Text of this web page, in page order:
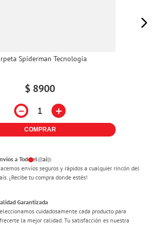
Spiderman Tecnología
$ 8900
－ ＋
COMPRAR
a Todo el País
envíos seguros y rápidos a cualquier rincón del
¡Recibe tu compra donde estés!
Garantizada
cuidadosamente cada producto para
la mejor calidad. Tu satisfacción es nuestra